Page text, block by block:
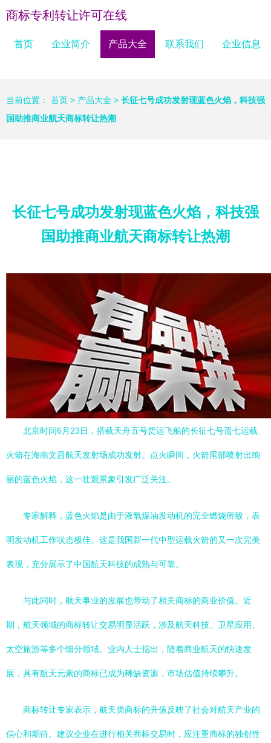
商标专利转让许可在线
首页 企业简介 产品大全 联系我们 企业信息
当前位置： 首页 > 产品大全 > 长征七号成功发射现蓝色火焰，科技强
国助推商业航天商标转让热潮
长征七号成功发射现蓝色火焰，科技强
国助推商业航天商标转让热潮
北京时间6月23日，搭载天舟五号货运飞船的长征七号遥七运载
火箭在海南文昌航天发射场成功发射。点火瞬间，火箭尾部喷射出绚
丽的蓝色火焰，这一壮观景象引发广泛关注。
专家解释，蓝色火焰是由于液氧煤油发动机的完全燃烧所致，表
明发动机工作状态极佳。这是我国新一代中型运载火箭的又一次完美
表现，充分展示了中国航天科技的成熟与可靠。
与此同时，航天事业的发展也带动了相关商标的商业价值。近
期，航天领域的商标转让交易明显活跃，涉及航天科技、卫星应用、
太空旅游等多个细分领域。业内人士指出，随着商业航天的快速发
展，具有航天元素的商标已成为稀缺资源，市场估值持续攀升。
商标转让专家表示，航天类商标的升值反映了社会对航天产业的
信心和期待。建议企业在进行相关商标交易时，应注重商标的独创性